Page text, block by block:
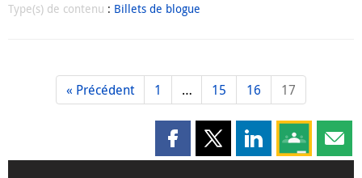
Type(s) de contenu : Billets de blogue
« Précédent 1 … 15 16 17
Partager cette page sur
Partager cette page sur X
Partager cette
Partagez